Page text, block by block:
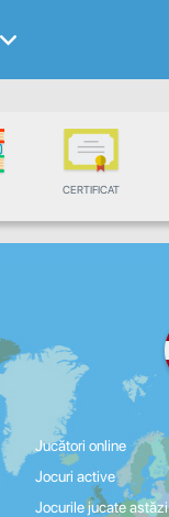
CERTIFICAT
Jucători online
Jocuri active
Jocurile jucate astăzi